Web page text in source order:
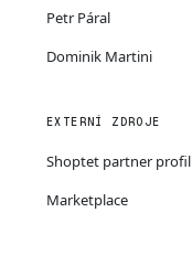
Petr Páral
Dominik Martini
EXTERNÍ ZDROJE
Shoptet partner profil
Marketplace